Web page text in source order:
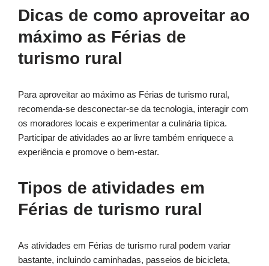
Dicas de como aproveitar ao
máximo as Férias de
turismo rural
Para aproveitar ao máximo as Férias de turismo rural,
recomenda-se desconectar-se da tecnologia, interagir com
os moradores locais e experimentar a culinária típica.
Participar de atividades ao ar livre também enriquece a
experiência e promove o bem-estar.
Tipos de atividades em
Férias de turismo rural
As atividades em Férias de turismo rural podem variar
bastante, incluindo caminhadas, passeios de bicicleta,